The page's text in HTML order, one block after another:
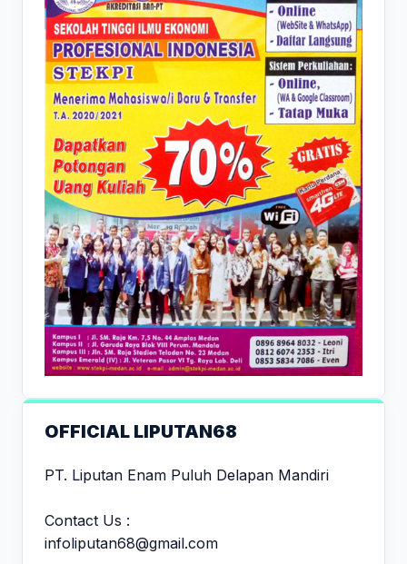
OFFICIAL LIPUTAN68
PT. Liputan Enam Puluh Delapan Mandiri
Contact Us :
infoliputan68@gmail.com